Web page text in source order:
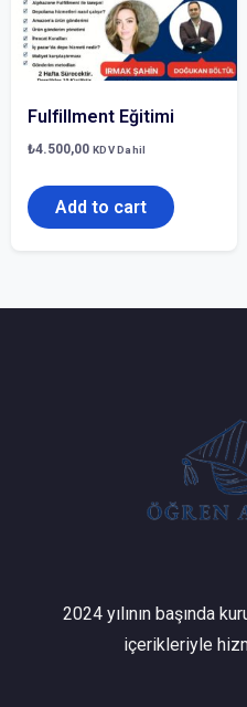
Fulfillment Eğitimi
₺4.500,00 KDV Dahil
Add to cart
2024 yılının başında
içerikleriyle